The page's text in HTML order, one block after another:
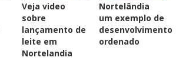
Veja video
sobre
lançamento de
leite em
Nortelandia
Nortelândia
um exemplo de
desenvolvimento
ordenado